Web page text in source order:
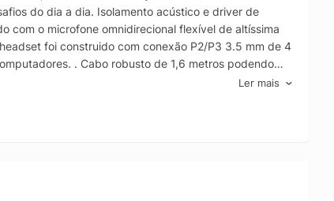
do dia a dia. Isolamento acústico e driver de
com o microfone omnidirecional flexível de altíssima
foi construido com conexão P2/P3 3.5 mm de 4
. Cabo robusto de 1,6 metros podendo
com função Mute de microfone e ajuste de volume,
Ler mais